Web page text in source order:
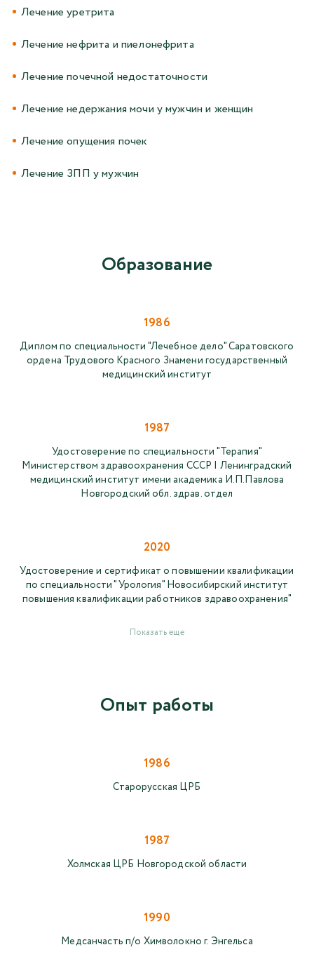
Лечение уретрита
Лечение нефрита и пиелонефрита
Лечение почечной недостаточности
Лечение недержания мочи у мужчин и женщин
Лечение опущения почек
Лечение ЗПП у мужчин
Образование
1986
Диплом по специальности "Лечебное дело" Саратовского
ордена Трудового Красного Знамени государственный
медицинский институт
1987
Удостоверение по специальности "Терапия"
Министерством здравоохранения СССР I Ленинградский
медицинский институт имени академика И.П.Павлова
Новгородский обл. здрав. отдел
2020
Удостоверение и сертификат о повышении квалификации
по специальности "Урология" Новосибирский институт
повышения квалификации работников здравоохранения"
Показать еще
Опыт работы
1986
Старорусская ЦРБ
1987
Холмская ЦРБ Новгородской области
1990
Медсанчасть п/о Химволокно г. Энгельса